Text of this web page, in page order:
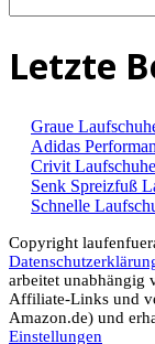
Letzte
Graue
Adidas
Crivit
Senk Spreizfuß
Schnelle
Copyright
arbeitet unabhängig
Affiliate-Links und
Amazon.de) und
Einstellungen